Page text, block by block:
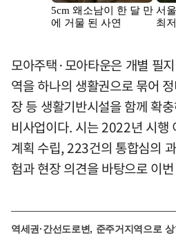
모아주택·모아타운은 개별 필
역을 하나의 생활권으로 묶어
장 등 생활기반시설을 함께 확
비사업이다. 시는 2022년 시행
계획 수립, 223건의 통합심의
험과 현장 의견을 바탕으로 이
역세권·간선도로변, 준주거지역으로